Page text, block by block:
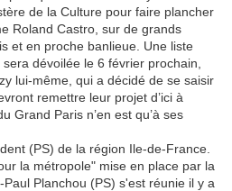
de la Culture pour faire plancher
Roland Castro, sur de grands
et en proche banlieue. Une liste
dévoilée le 6 février prochain,
lui-même, qui a décidé de se saisir
remettre leur projet d’ici à
Grand Paris n’en est qu’à ses
(PS) de la région Ile-de-France.
la métropole" mise en place par la
Planchou (PS) s'est réunie il y a